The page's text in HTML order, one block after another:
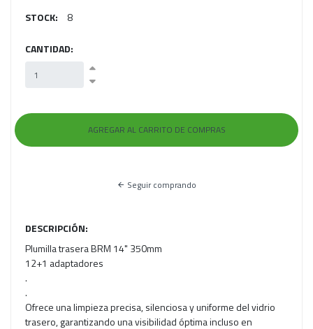
STOCK: 8
CANTIDAD:
Seguir comprando
DESCRIPCIÓN:
Plumilla trasera BRM 14" 350mm
12+1 adaptadores
.
.
Ofrece una limpieza precisa, silenciosa y uniforme del vidrio
trasero, garantizando una visibilidad óptima incluso en